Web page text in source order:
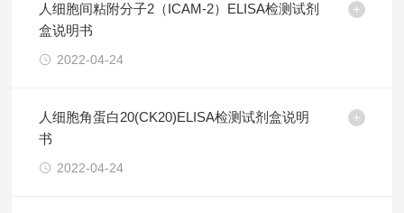
人细胞间粘附分子2（ICAM-2）ELISA检测试剂
盒说明书
2022-04-24
人细胞角蛋白20(CK20)ELISA检测试剂盒说明
书
2022-04-24